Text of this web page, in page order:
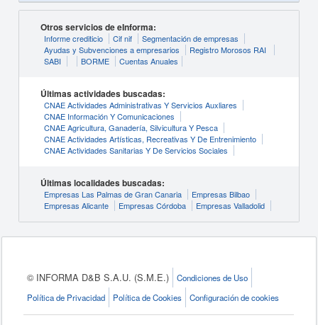
Otros servicios de eInforma:
Informe crediticio Cif nif
Segmentación de empresas
Ayudas y Subvenciones a empresarios
Registro Morosos RAI
SABI
BORME Cuentas Anuales
Últimas actividades buscadas:
CNAE Actividades Administrativas Y Servicios Auxliares
CNAE Información Y Comunicaciones
CNAE Agricultura, Ganadería, Silvicultura Y Pesca
CNAE Actividades Artísticas, Recreativas Y De Entrenimiento
CNAE Actividades Sanitarias Y De Servicios Sociales
Últimas localidades buscadas:
Empresas Las Palmas de Gran Canaria
Empresas Bilbao
Empresas Alicante
Empresas Córdoba Empresas Valladolid
© INFORMA D&B S.A.U. (S.M.E.)
Condiciones de Uso
Política de Privacidad
Política de Cookies Configuración de cookies